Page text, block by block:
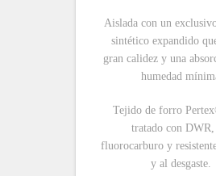
Aislada con un
sintético expandido
gran calidez y una
humedad
Tejido de forro
tratado con DWR,
fluorocarburo y
y al desgaste.